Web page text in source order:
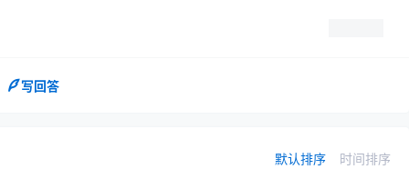
写回答
默认排序 时间排序